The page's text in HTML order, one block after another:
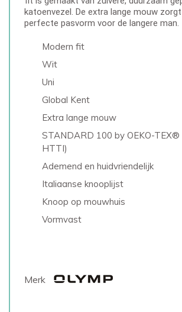
katoenvezel. De extra lange mouw
perfecte pasvorm voor de langere man.
Modern fit
Wit
Uni
Global Kent
Extra lange mouw
STANDARD 100 by OEKO-TEX®
HTTI)
Ademend en huidvriendelijk
Italiaanse knooplijst
Knoop op mouwhuis
Vormvast
Merk